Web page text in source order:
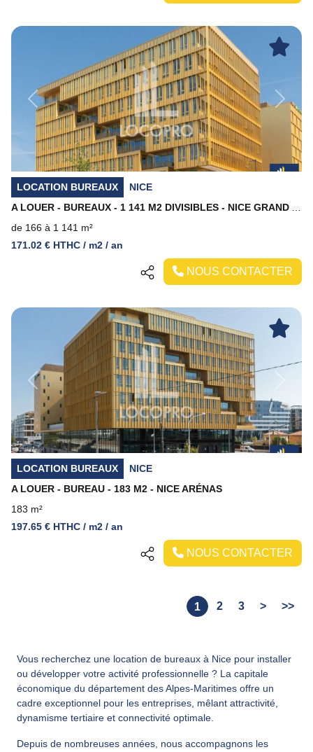
Previous Next
LOCATION BUREAUX
NICE
de 166 à 1 141 m²
171.02 € HTHC / m2 / an
NOUS CONTACTER
Previous
LOCATION BUREAUX
NICE
A LOUER - BUREAU - 183 M2 - NICE ARÉNAS
183 m²
197.65 € HTHC / m2 / an
NOUS CONTACTER
1 2 3 > >>
Vous recherchez une location de bureaux à Nice pour installer
ou développer votre activité professionnelle ? La capitale
économique du département des Alpes-Maritimes offre un
cadre exceptionnel pour les entreprises, mêlant attractivité,
dynamisme tertiaire et connectivité optimale.
Depuis de nombreuses années, nous accompagnons les